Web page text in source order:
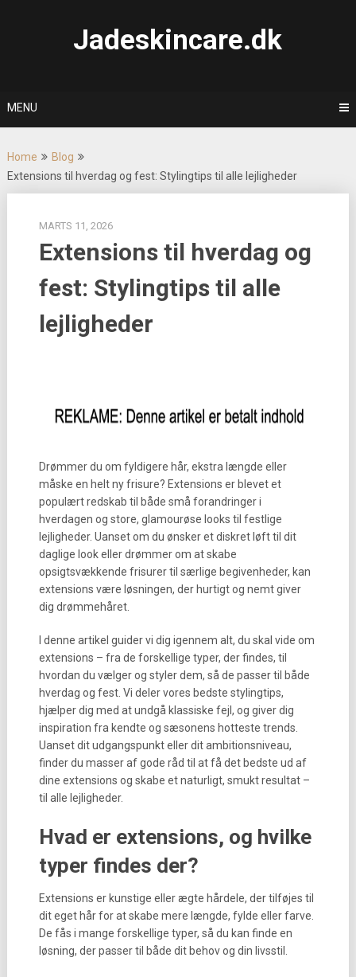
Jadeskincare.dk
MENU
Home
Blog
Extensions til hverdag og fest: Stylingtips til alle lejligheder
MARTS 11, 2026
Extensions til hverdag og
fest: Stylingtips til alle
lejligheder
Drømmer du om fyldigere hår, ekstra længde eller
måske en helt ny frisure? Extensions er blevet et
populært redskab til både små forandringer i
hverdagen og store, glamourøse looks til festlige
lejligheder. Uanset om du ønsker et diskret løft til dit
daglige look eller drømmer om at skabe
opsigtsvækkende frisurer til særlige begivenheder, kan
extensions være løsningen, der hurtigt og nemt giver
dig drømmehåret.
I denne artikel guider vi dig igennem alt, du skal vide om
extensions – fra de forskellige typer, der findes, til
hvordan du vælger og styler dem, så de passer til både
hverdag og fest. Vi deler vores bedste stylingtips,
hjælper dig med at undgå klassiske fejl, og giver dig
inspiration fra kendte og sæsonens hotteste trends.
Uanset dit udgangspunkt eller dit ambitionsniveau,
finder du masser af gode råd til at få det bedste ud af
dine extensions og skabe et naturligt, smukt resultat –
til alle lejligheder.
Hvad er extensions, og hvilke
typer findes der?
Extensions er kunstige eller ægte hårdele, der tilføjes til
dit eget hår for at skabe mere længde, fylde eller farve.
De fås i mange forskellige typer, så du kan finde en
løsning, der passer til både dit behov og din livsstil.